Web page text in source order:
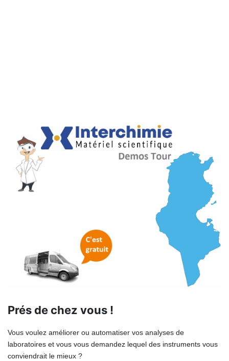
Prés de chez vous !
Vous voulez améliorer ou automatiser vos analyses de
laboratoires et vous vous demandez lequel des instruments vous
conviendrait le mieux ?